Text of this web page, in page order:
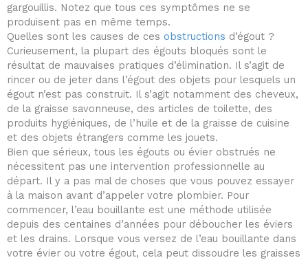
gargouillis. Notez que tous ces symptômes ne se
produisent pas en même temps.
Quelles sont les causes de ces obstructions d’égout ?
Curieusement, la plupart des égouts bloqués sont le
résultat de mauvaises pratiques d’élimination. Il s’agit de
rincer ou de jeter dans l’égout des objets pour lesquels un
égout n’est pas construit. Il s’agit notamment des cheveux,
de la graisse savonneuse, des articles de toilette, des
produits hygiéniques, de l’huile et de la graisse de cuisine
et des objets étrangers comme les jouets.
Bien que sérieux, tous les égouts ou évier obstrués ne
nécessitent pas une intervention professionnelle au
départ. Il y a pas mal de choses que vous pouvez essayer
à la maison avant d’appeler votre plombier. Pour
commencer, l’eau bouillante est une méthode utilisée
depuis des centaines d’années pour déboucher les éviers
et les drains. Lorsque vous versez de l’eau bouillante dans
votre évier ou votre égout, cela peut dissoudre les graisses